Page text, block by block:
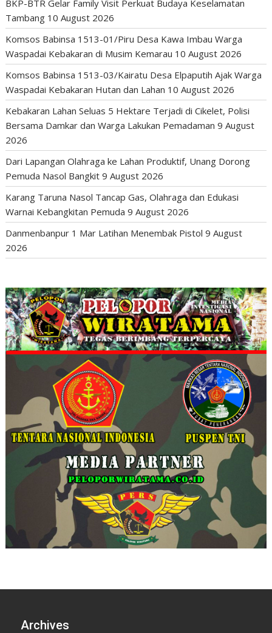
BKP-BTR Gelar Family Visit Perkuat Budaya Keselamatan
Tambang 10 August 2026
Komsos Babinsa 1513-01/Piru Desa Kawa Imbau Warga
Waspadai Kebakaran di Musim Kemarau 10 August 2026
Komsos Babinsa 1513-03/Kairatu Desa Elpaputih Ajak Warga
Waspadai Kebakaran Hutan dan Lahan 10 August 2026
Kebakaran Lahan Seluas 5 Hektare Terjadi di Cikelet, Polisi
Bersama Damkar dan Warga Lakukan Pemadaman 9 August
2026
Dari Lapangan Olahraga ke Lahan Produktif, Unang Dorong
Pemuda Nasol Bangkit 9 August 2026
Karang Taruna Nasol Tancap Gas, Olahraga dan Edukasi
Warnai Kebangkitan Pemuda 9 August 2026
Danmenbanpur 1 Mar Latihan Menembak Pistol 9 August
2026
Archives